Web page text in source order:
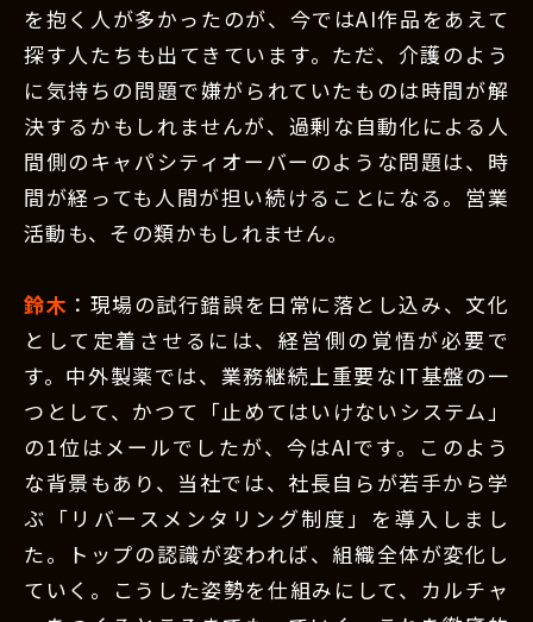
を抱く人が多かったのが、今ではAI作品をあえて
探す人たちも出てきています。ただ、介護のよう
に気持ちの問題で嫌がられていたものは時間が解
決するかもしれませんが、過剰な自動化による人
間側のキャパシティオーバーのような問題は、時
間が経っても人間が担い続けることになる。営業
活動も、その類かもしれません。
鈴木 ：現場の試行錯誤を日常に落とし込み、文化
として定着させるには、経営側の覚悟が必要で
す。中外製薬では、業務継続上重要なIT基盤の一
つとして、かつて「止めてはいけないシステム」
の1位はメールでしたが、今はAIです。このよう
な背景もあり、当社では、社長自らが若手から学
ぶ「リバースメンタリング制度」を導入しまし
た。トップの認識が変われば、組織全体が変化し
ていく。こうした姿勢を仕組みにして、カルチャ